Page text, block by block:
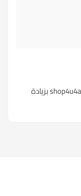
في وحدة بالاستغراب شفتها تبيعه اسمها shop4u4all بزيادة